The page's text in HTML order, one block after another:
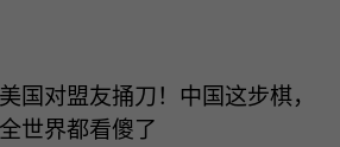
美国对盟友捅刀！中国这步棋，
全世界都看傻了